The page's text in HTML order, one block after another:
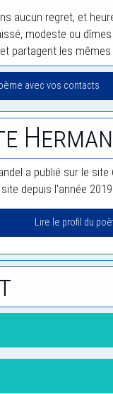
aucun regret, et
modeste ou dîmes
partagent les
avec vos contacts
a publié sur le
depuis l'année 2019.
Lire le profil du